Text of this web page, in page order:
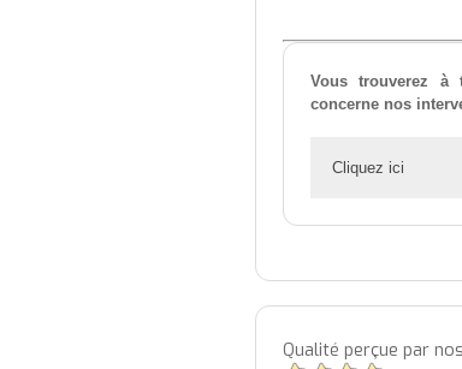
Vous trouverez à
concerne nos
Cliquez ici
Qualité perçue par